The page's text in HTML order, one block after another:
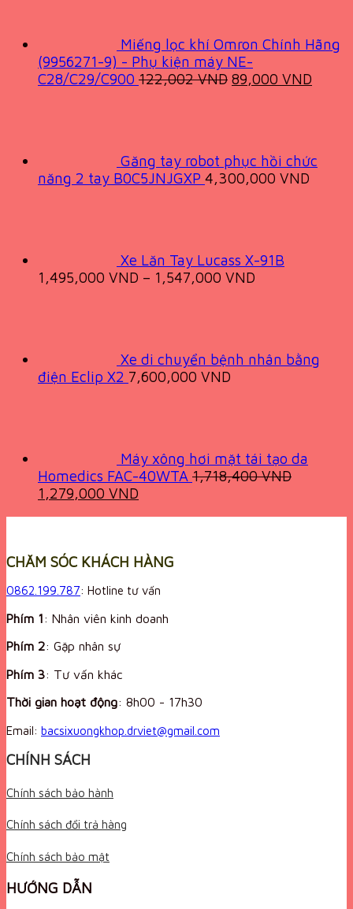
Miếng lọc khí Omron Chính Hãng
(9956271-9) - Phụ kiện máy NE-
C28/C29/C900 122,002VND Original
89,000 VND
Găng tay robot phục hồi chức
năng 2 tay B0C5JNJGXP 4,300,000 VND
Xe Lăn Tay Lucass X-91B
1,495,000 VND – 1,547,000 VND
Xe di chuyển bệnh nhân bằng
điện Eclip X2 7,600,000 VND
Máy xông hơi mặt tái tạo da
Homedics FAC-40WTA 1,718,400VND
Original
1,279,000 VND
CHĂM SÓC KHÁCH HÀNG
0862.199.787: Hotline tư vấn
Phím 1: Nhân viên kinh doanh
Phím 2: Gặp nhân sự
Phím 3: Tư vấn khác
Thời gian hoạt động: 8h00 - 17h30
Email: bacsixuongkhop.drviet@gmail.com
CHÍNH SÁCH
Chính sách bảo hành
Chính sách đổi trả hàng
Chính sách bảo mật
HƯỚNG DẪN